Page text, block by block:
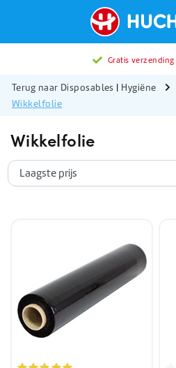
Gratis verzending
Terug naar Disposables | Hygiëne
Wikkelfolie
Wikkelfolie